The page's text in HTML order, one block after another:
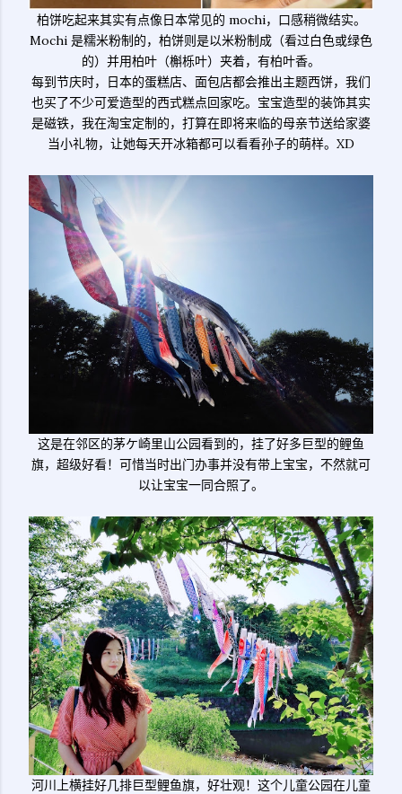
柏饼吃起来其实有点像日本常见的 mochi，口感稍微结实。
Mochi 是糯米粉制的，柏饼则是以米粉制成（看过白色或绿色
的）并用柏叶（槲栎叶）夹着，有柏叶香。
每到节庆时，日本的蛋糕店、面包店都会推出主题西饼，我们
也买了不少可爱造型的西式糕点回家吃。宝宝造型的装饰其实
是磁铁，我在淘宝定制的，打算在即将来临的母亲节送给家婆
当小礼物，让她每天开冰箱都可以看看孙子的萌样。XD
这是在邻区的茅ケ崎里山公园看到的，挂了好多巨型的鲤鱼
旗，超级好看！可惜当时出门办事并没有带上宝宝，不然就可
以让宝宝一同合照了。
河川上横挂好几排巨型鲤鱼旗，好壮观！这个儿童公园在儿童